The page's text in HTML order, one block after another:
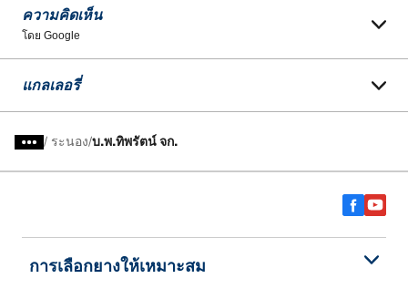
ความคิดเห็น
โดย Google
แกลเลอรี่
/ ระนอง บ.พ.ทิพรัตน์ จก.
การเลือกยางให้เหมาะสม